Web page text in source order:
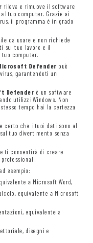
rileva e rimuove il software
tuo computer. Grazie ai
il programma è in grado
da usare e non richiede
sul tuo lavoro e il
computer.
Defender può
garantendoti un
Defender è un software
utilizzi Windows. Non
tempo hai la certezza
certo che i tuoi dati sono al
tuo divertimento senza
ti consentirà di creare
esempio:
a Microsoft Word,
equivalente a Microsoft
equivalente a
disegni e